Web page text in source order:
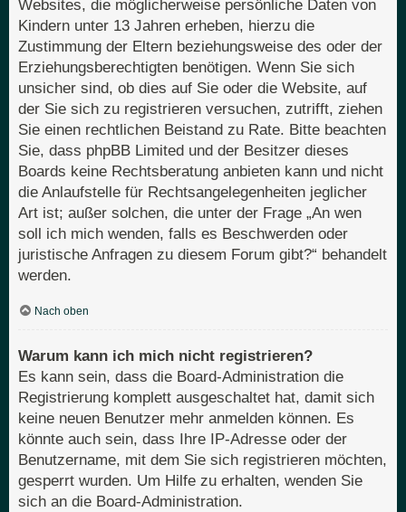
Websites, die möglicherweise persönliche Daten von
Kindern unter 13 Jahren erheben, hierzu die
Zustimmung der Eltern beziehungsweise des oder der
Erziehungsberechtigten benötigen. Wenn Sie sich
unsicher sind, ob dies auf Sie oder die Website, auf
der Sie sich zu registrieren versuchen, zutrifft, ziehen
Sie einen rechtlichen Beistand zu Rate. Bitte beachten
Sie, dass phpBB Limited und der Besitzer dieses
Boards keine Rechtsberatung anbieten kann und nicht
die Anlaufstelle für Rechtsangelegenheiten jeglicher
Art ist; außer solchen, die unter der Frage „An wen
soll ich mich wenden, falls es Beschwerden oder
juristische Anfragen zu diesem Forum gibt?“ behandelt
werden.
Nach oben
Warum kann ich mich nicht registrieren?
Es kann sein, dass die Board-Administration die
Registrierung komplett ausgeschaltet hat, damit sich
keine neuen Benutzer mehr anmelden können. Es
könnte auch sein, dass Ihre IP-Adresse oder der
Benutzername, mit dem Sie sich registrieren möchten,
gesperrt wurden. Um Hilfe zu erhalten, wenden Sie
sich an die Board-Administration.